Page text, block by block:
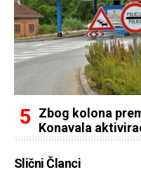
Zbog kolona
Konavala
Slični Članci